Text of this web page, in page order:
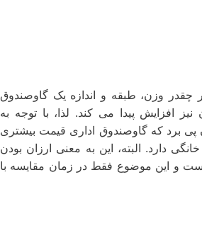
چقدر وزن، طبقه و اندازه‌ یک گاوصندوق
افزایش پیدا می کند. لذا، با توجه به
برد که گاوصندوق اداری قیمت بیشتری
دارد. البته، این به معنی ارزان بودن
و این موضوع فقط در زمان مقایسه با